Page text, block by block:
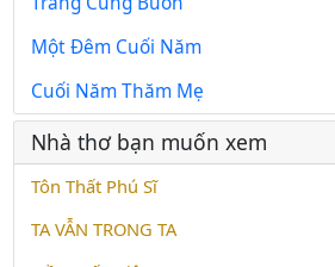
Một Đêm Cuối Năm
Cuối Năm Thăm Mẹ
Nhà thơ bạn muốn xem
Tôn Thất Phú Sĩ
TA VẪN TRONG TA